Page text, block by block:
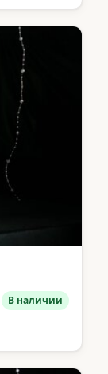
В наличии